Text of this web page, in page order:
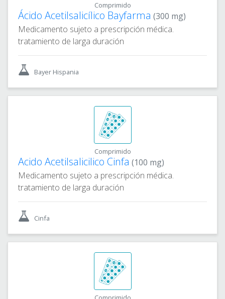
Comprimido
Ácido Acetilsalicílico Bayfarma (300 mg)
Medicamento sujeto a prescripción médica.
tratamiento de larga duración
Bayer Hispania
Comprimido
Acido Acetilsalicilico Cinfa (100 mg)
Medicamento sujeto a prescripción médica.
tratamiento de larga duración
Cinfa